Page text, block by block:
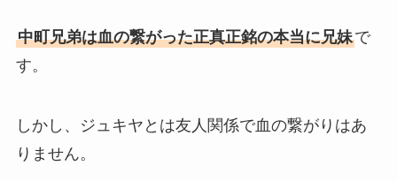
中町兄弟は血の繋がった正真正銘の本当に兄妹で
す。
しかし、ジュキヤとは友人関係で血の繋がりはあ
りません。